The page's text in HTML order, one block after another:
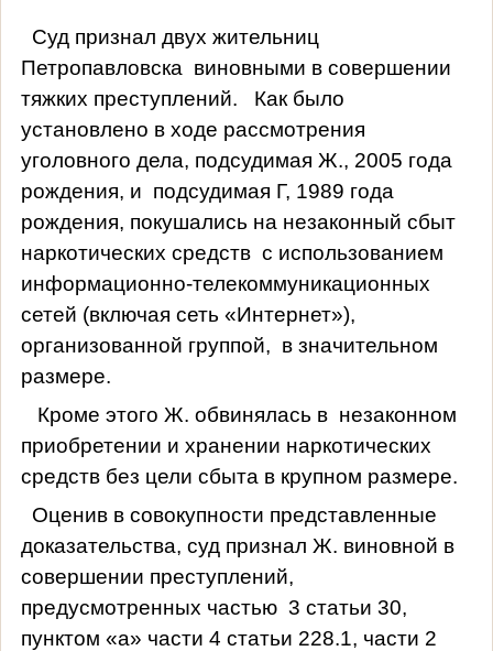
Суд признал двух жительниц
Петропавловска виновными в совершении
тяжких преступлений. Как было
установлено в ходе рассмотрения
уголовного дела, подсудимая Ж., 2005 года
рождения, и подсудимая Г, 1989 года
рождения, покушались на незаконный сбыт
наркотических средств с использованием
информационно-телекоммуникационных
сетей (включая сеть «Интернет»),
организованной группой, в значительном
размере.
Кроме этого Ж. обвинялась в незаконном
приобретении и хранении наркотических
средств без цели сбыта в крупном размере.
Оценив в совокупности представленные
доказательства, суд признал Ж. виновной в
совершении преступлений,
предусмотренных частью 3 статьи 30,
пунктом «а» части 4 статьи 228.1, части 2